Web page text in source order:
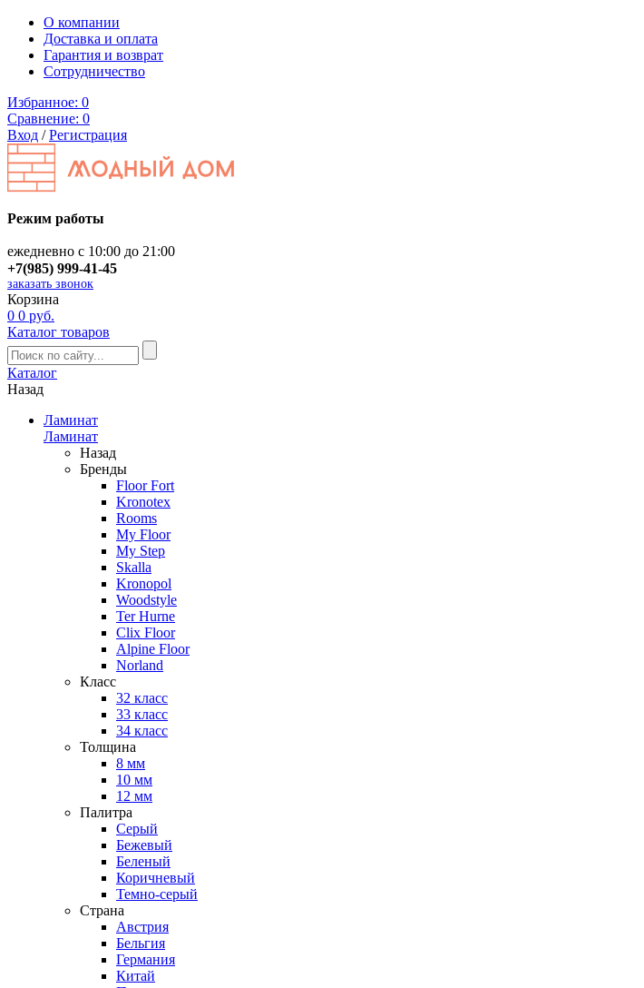
О компании
Доставка и оплата
Гарантия и возврат
Сотрудничество
Избранное: 0
Сравнение: 0
Вход /Регистрация
Режим работы
ежедневно с 10:00 до 21:00
+7(985) 999-41-45
заказать звонок
Корзина
0 0 руб.
Каталог товаров
Каталог
Назад
Ламинат
Ламинат
Назад
Бренды
Floor Fort
Kronotex
Rooms
My Floor
My Step
Skalla
Kronopol
Woodstyle
Ter Hurne
Clix Floor
Alpine Floor
Norland
Класс
32 класс
33 класс
34 класс
Толщина
8 мм
10 мм
12 мм
Палитра
Серый
Бежевый
Беленый
Коричневый
Темно-серый
Страна
Австрия
Бельгия
Германия
Китай